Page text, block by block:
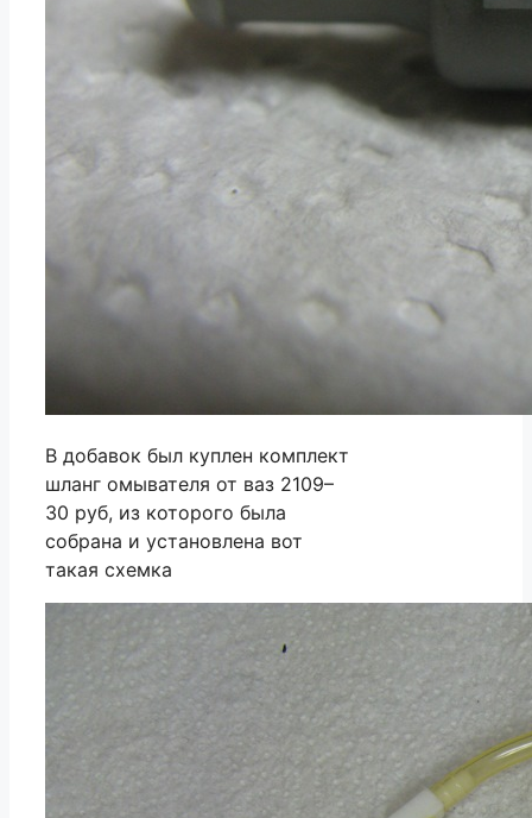
В добавок был куплен комплект
шланг омывателя от ваз 2109–
30 руб, из которого была
собрана и установлена вот
такая схемка